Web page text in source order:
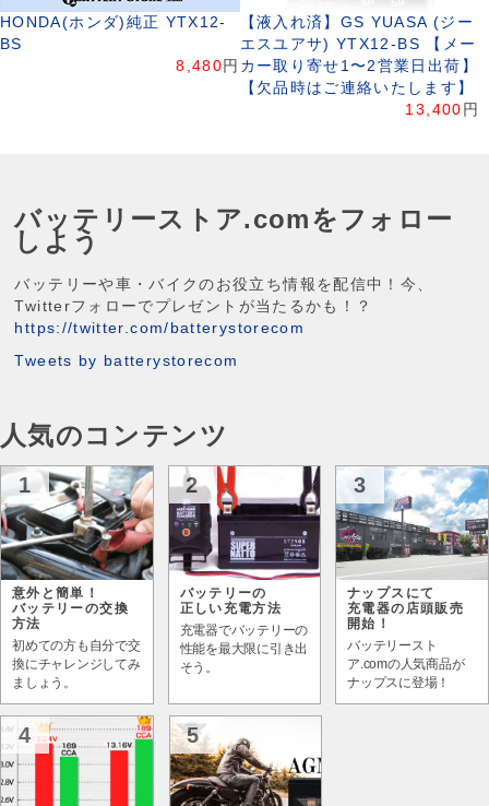
HONDA(ホンダ)純正 YTX12-
BS
8,480 円
【液入れ済】GS YUASA (ジー
エスユアサ) YTX12-BS 【メー
カー取り寄せ1〜2営業日出荷】
【欠品時はご連絡いたします】
13,400 円
バッテリーストア.comをフォロー
しよう
バッテリーや車・バイクのお役立ち情報を配信中！今、
Twitterフォローでプレゼントが当たるかも！？
https://twitter.com/batterystorecom
Tweets by batterystorecom
人気のコンテンツ
1
意外と簡単！
バッテリーの交換
方法
初めての方も自分で交
換にチャレンジしてみ
ましょう。
2
バッテリーの
正しい充電方法
充電器でバッテリーの
性能を最大限に引き出
そう。
3
ナップスにて
充電器の店頭販売
開始！
バッテリースト
ア.comの人気商品が
ナップスに登場！
4 5